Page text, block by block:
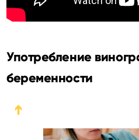
Употребление
беременности
➔